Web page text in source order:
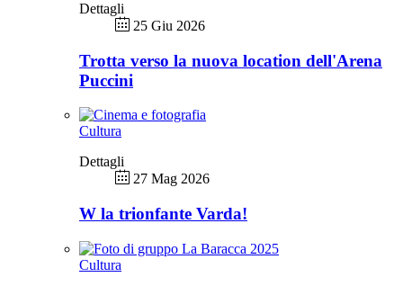
Dettagli
25 Giu 2026
Trotta verso la nuova location dell'Arena
Puccini
Cultura
Dettagli
27 Mag 2026
W la trionfante Varda!
Cultura